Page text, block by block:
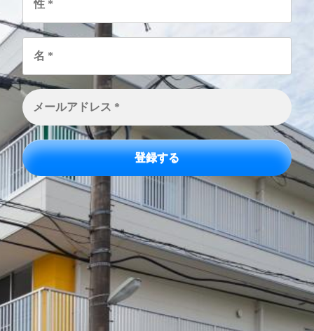
名
メ
ー
ル
ア
ド
レ
ス
*